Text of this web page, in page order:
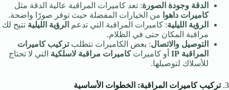
الدقة وجودة الصورة: تعد كاميرات المراقبة عالية الدقة مثل
كاميرات داهوا من الخيارات المفضلة حيث توفر صورًا واضحة.
الرؤية الليلية: كاميرات المراقبة التي تدعم الرؤية الليلية تتيح لك
مراقبة المكان حتى في الظلام.
التوصيل والاتصال: بعض الكاميرات تتطلبتركيب كاميرات
المراقبة IP
أو كاميراتكاميرات مراقبة لاسلكية التي لا تحتاج
للأسلاك لتوصيلها.
3. تركيب كاميرات المراقبة: الخطوات الأساسية